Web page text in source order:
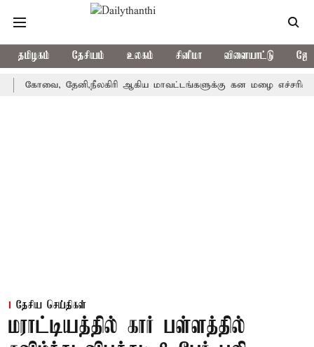
தமிழகம் தேசியம் உலகம் சினிமா விளையாட்டு
தேனி,நீலகிரி ஆகிய மாவட்டங்களுக்கு கன மழை எச்சரிக்கை
தேசிய செய்திகள்
மராட்டியத்தில் கார் பள்ளத்தில்